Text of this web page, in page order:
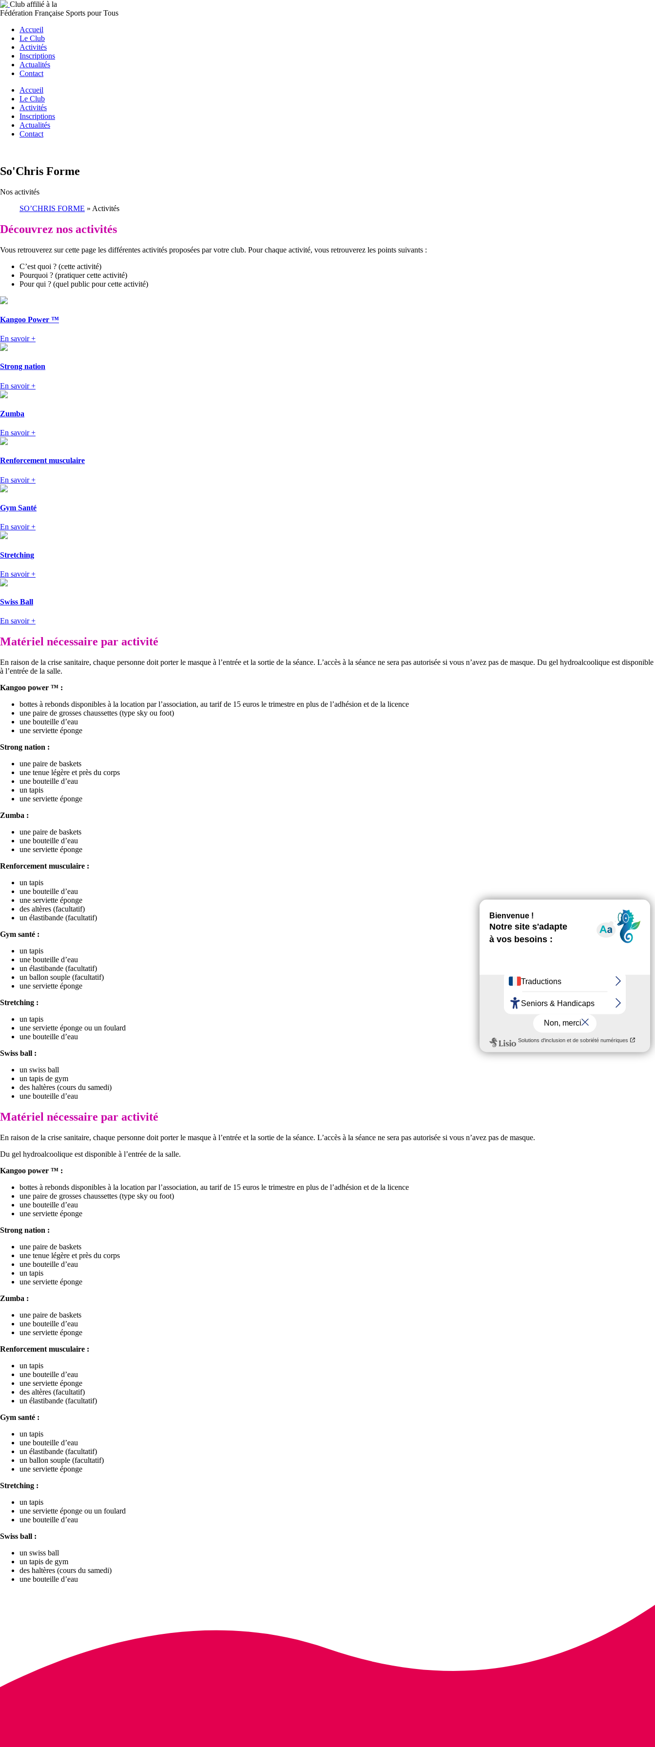
Club affilié à la
Fédération Française Sports pour Tous
Accueil
Le Club
Activités
Inscriptions
Actualités
Contact
Accueil
Le Club
Activités
Inscriptions
Actualités
Contact
So'Chris Forme
Nos activités
SO’CHRIS FORME » Activités
Découvrez nos activités
Vous retrouverez sur cette page les différentes activités proposées par votre club. Pour chaque activité, vous retrouverez les points suivants :
C’est quoi ? (cette activité)
Pourquoi ? (pratiquer cette activité)
Pour qui ? (quel public pour cette activité)
Kangoo Power ™
En savoir +
Strong nation
En savoir +
Zumba
En savoir +
Renforcement musculaire
En savoir +
Gym Santé
En savoir +
Stretching
En savoir +
Swiss Ball
En savoir +
Matériel nécessaire par activité
En raison de la crise sanitaire, chaque personne doit porter le masque à l’entrée et la sortie de la séance. L’accès à la séance ne sera pas autorisée si vous n’avez pas de masque. Du gel hydroalcoolique est disponible
à l’entrée de la salle.
Kangoo power ™ :
bottes à rebonds disponibles à la location par l’association, au tarif de 15 euros le trimestre en plus de l’adhésion et de la licence
une paire de grosses chaussettes (type sky ou foot)
une bouteille d’eau
une serviette éponge
Strong nation :
une paire de baskets
une tenue légère et près du corps
une bouteille d’eau
un tapis
une serviette éponge
Zumba :
une paire de baskets
une bouteille d’eau
une serviette éponge
Renforcement musculaire :
un tapis
une bouteille d’eau
une serviette éponge
des altères (facultatif)
un élastibande (facultatif)
Gym santé :
un tapis
une bouteille d’eau
un élastibande (facultatif)
un ballon souple (facultatif)
une serviette éponge
Stretching :
un tapis
une serviette éponge ou un foulard
une bouteille d’eau
Swiss ball :
un swiss ball
un tapis de gym
des haltères (cours du samedi)
une bouteille d’eau
Matériel nécessaire par activité
En raison de la crise sanitaire, chaque personne doit porter le masque à l’entrée et la sortie de la séance. L’accès à la séance ne sera pas autorisée si vous n’avez pas de masque.
Du gel hydroalcoolique est disponible à l’entrée de la salle.
Kangoo power ™ :
bottes à rebonds disponibles à la location par l’association, au tarif de 15 euros le trimestre en plus de l’adhésion et de la licence
une paire de grosses chaussettes (type sky ou foot)
une bouteille d’eau
une serviette éponge
Strong nation :
une paire de baskets
une tenue légère et près du corps
une bouteille d’eau
un tapis
une serviette éponge
Zumba :
une paire de baskets
une bouteille d’eau
une serviette éponge
Renforcement musculaire :
un tapis
une bouteille d’eau
une serviette éponge
des altères (facultatif)
un élastibande (facultatif)
Gym santé :
un tapis
une bouteille d’eau
un élastibande (facultatif)
un ballon souple (facultatif)
une serviette éponge
Stretching :
un tapis
une serviette éponge ou un foulard
une bouteille d’eau
Swiss ball :
un swiss ball
un tapis de gym
des haltères (cours du samedi)
une bouteille d’eau